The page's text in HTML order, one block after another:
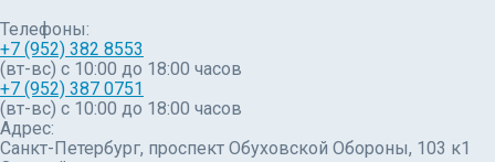
Телефоны:
+7 (952) 382 8553
(вт-вс) c 10:00 до 18:00 часов
+7 (952) 387 0751
(вт-вс) с 10:00 до 18:00 часов
Адрес:
Санкт-Петербург, проспект Обуховской Обороны, 103 к1